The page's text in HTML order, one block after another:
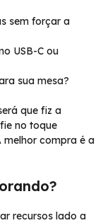
sem forçar a
USB-C ou
sua mesa?
que fiz a
no toque
melhor compra é a
recursos lado a